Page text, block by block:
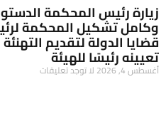
زيارة رئيس المحكمة
وكامل تشكيل المحكمة
قضايا الدولة لتقديم
تعيينه رئيسًا للهيئة
أغسطس 4, 2026 لا توجد تعليقات